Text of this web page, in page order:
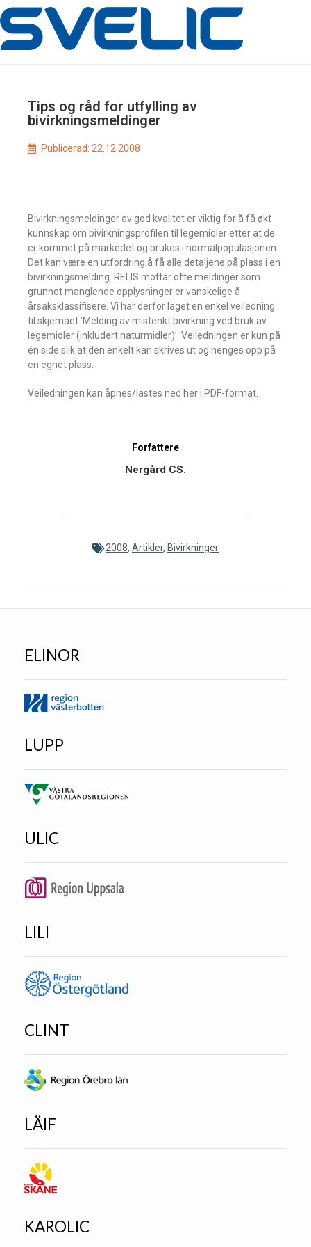
Tips og råd for utfylling av
bivirkningsmeldinger
Publicerad: 22.12.2008
Bivirkningsmeldinger av god kvalitet er viktig for å få økt
kunnskap om bivirkningsprofilen til legemidler etter at de
er kommet på markedet og brukes i normalpopulasjonen.
Det kan være en utfordring å få alle detaljene på plass i en
bivirkningsmelding. RELIS mottar ofte meldinger som
grunnet manglende opplysninger er vanskelige å
årsaksklassifisere. Vi har derfor laget en enkel veiledning
til skjemaet ’Melding av mistenkt bivirkning ved bruk av
legemidler (inkludert naturmidler)’. Veiledningen er kun på
én side slik at den enkelt kan skrives ut og henges opp på
en egnet plass.
Veiledningen kan åpnes/lastes ned her i PDF-format.
Forfattere
Nergård CS.
2008, Artikler, Bivirkninger
ELINOR
LUPP
ULIC
LILI
CLINT
LÄIF
KAROLIC